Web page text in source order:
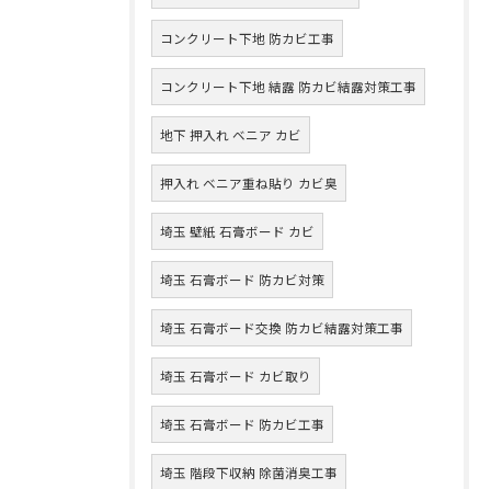
コンクリート下地 防カビ工事
コンクリート下地 結露 防カビ結露対策工事
地下 押入れ ベニア カビ
押入れ ベニア重ね貼り カビ臭
埼玉 壁紙 石膏ボード カビ
埼玉 石膏ボード 防カビ対策
埼玉 石膏ボード交換 防カビ結露対策工事
埼玉 石膏ボード カビ取り
埼玉 石膏ボード 防カビ工事
埼玉 階段下収納 除菌消臭工事